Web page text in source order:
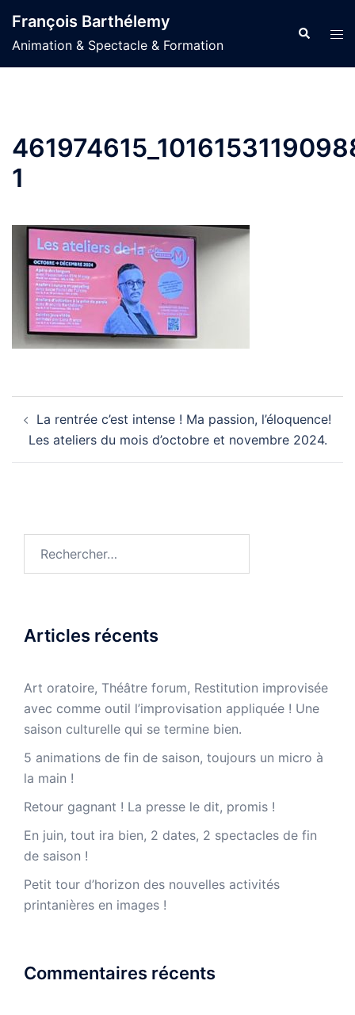
au
contenu
François Barthélemy
Animation & Spectacle & Formation
1
d’article
La rentrée c’est intense ! Ma passion, l’éloquence!
Les ateliers du mois d’octobre et novembre 2024.
Articles récents
Art oratoire, Théâtre forum, Restitution improvisée
avec comme outil l’improvisation appliquée ! Une
saison culturelle qui se termine bien.
5 animations de fin de saison, toujours un micro à
la main !
Retour gagnant ! La presse le dit, promis !
En juin, tout ira bien, 2 dates, 2 spectacles de fin
de saison !
Petit tour d’horizon des nouvelles activités
printanières en images !
Commentaires récents